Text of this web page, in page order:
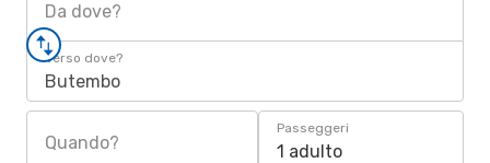
Da dove?
Verso dove?
Butembo
Quando?
Passeggeri
1 adulto